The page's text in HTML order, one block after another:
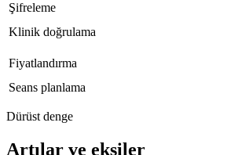
Şifreleme
Klinik doğrulama
Fiyatlandırma
Seans planlama
Dürüst denge
Artılar ve eksiler